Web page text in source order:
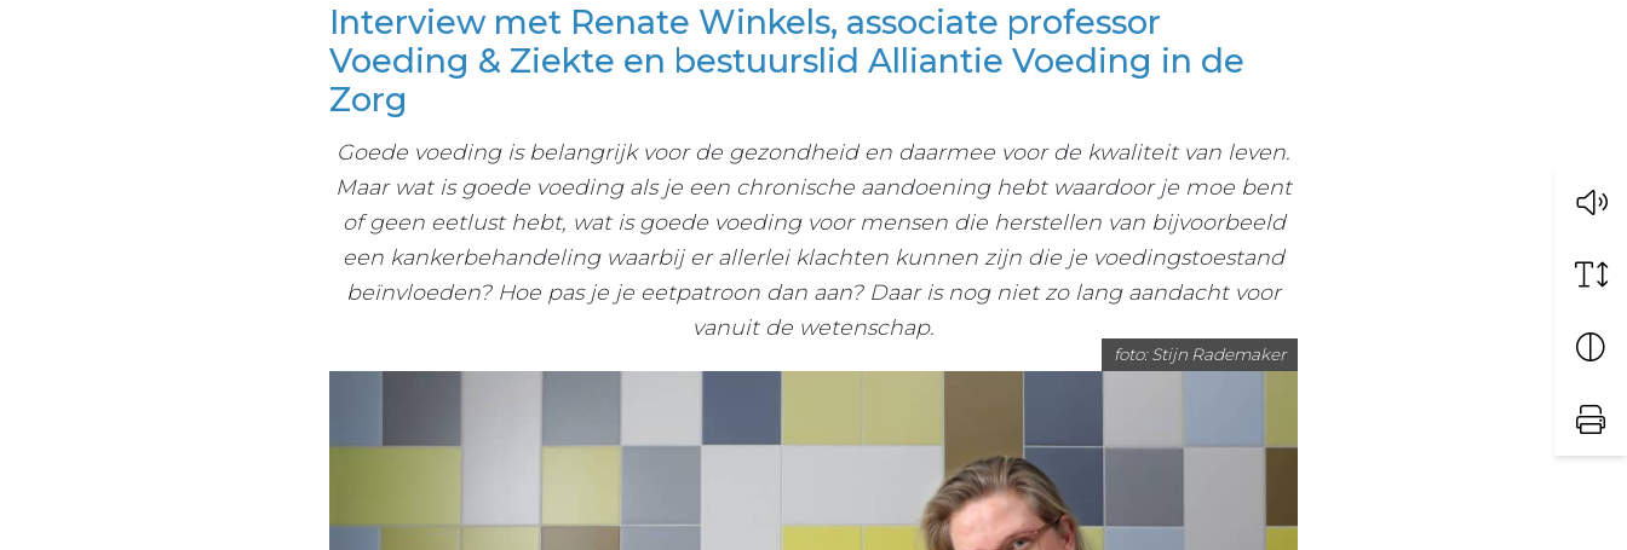
Interview met Renate Winkels, associate professor
Voeding & Ziekte en bestuurslid Alliantie Voeding in de
Zorg
Goede voeding is belangrijk voor de gezondheid en daarmee voor de kwaliteit van leven.
Maar wat is goede voeding als je een chronische aandoening hebt waardoor je moe bent
of geen eetlust hebt, wat is goede voeding voor mensen die herstellen van bijvoorbeeld
een kankerbehandeling waarbij er allerlei klachten kunnen zijn die je voedingstoestand
beïnvloeden? Hoe pas je je eetpatroon dan aan? Daar is nog niet zo lang aandacht voor
vanuit de wetenschap.
foto: Stijn Rademaker